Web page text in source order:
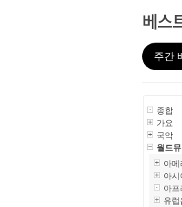
베스
주간
종합
가요
국악
월드
아
아
아
유